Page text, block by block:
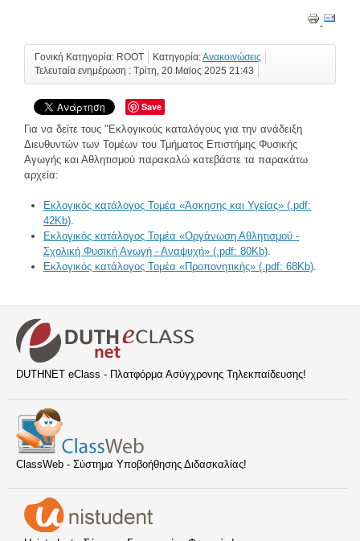
Γονική Κατηγορία: ROOT Κατηγορία:Ανακοινώσεις
Τελευταία ενημέρωση : Τρίτη, 20 Μαϊος 2025 21:43
Save
Για να δείτε τους "Εκλογικούς καταλόγους για την ανάδειξη
Διευθυντών των Τομέων του Τμήματος Επιστήμης Φυσικής
Αγωγής και Αθλητισμού παρακαλώ κατεβάστε τα παρακάτω
αρχεία:
Εκλογικός κατάλογος Τομέα «Άσκησης και Υγείας» (.pdf:
42Kb)
Εκλογικός κατάλογος Τομέα «Οργάνωση Αθλητισμού -
Σχολική Φυσική Αγωγή - Αναψυχή» (.pdf: 80Kb)
Εκλογικός κατάλογος Τομέα «Προπονητικής» (.pdf: 68Kb)
DUTHNET eClass - Πλατφόρμα Ασύγχρονης Τηλεκπαίδευσης!
ClassWeb - Σύστημα Υποβοήθησης Διδασκαλίας!